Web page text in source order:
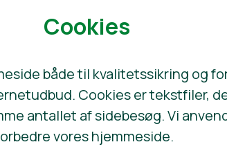
Cookies
både til kvalitetssikring og
Cookies er tekstfiler,
antallet af sidebesøg. Vi
vores hjemmeside.